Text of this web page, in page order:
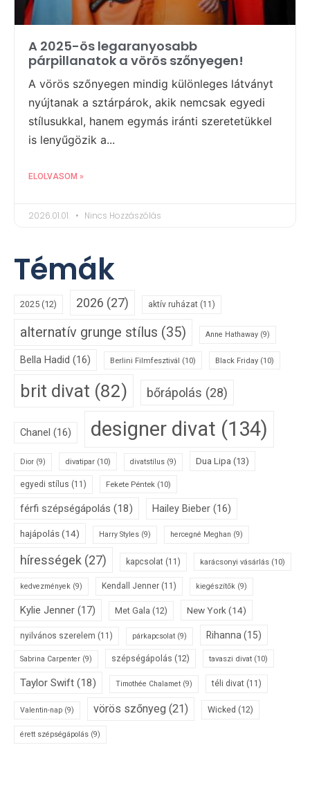
A 2025-ös legaranyosabb
párpillanatok a vörös szőnyegen!
A vörös szőnyegen mindig különleges látványt
nyújtanak a sztárpárok, akik nemcsak egyedi
stílusukkal, hanem egymás iránti szeretetükkel
is lenyűgözik a...
ELOLVASOM »
2026.01.01. Nincs Hozzászólás
Témák
2025 (12) 2026 (27) aktív ruházat (11)
alternatív grunge stílus (35) Anne Hathaway (9)
Bella Hadid (16) Berlini Filmfesztivál (10) Black Friday (10)
brit divat (82) bőrápolás (28)
Chanel (16) designer divat (134)
Dior (9) divatipar (10) divatstílus (9) Dua Lipa (13)
egyedi stílus (11) Fekete Péntek (10)
férfi szépségápolás (18) Hailey Bieber (16)
hajápolás(14) Harry Styles (9) hercegné Meghan (9)
hírességek (27) kapcsolat (11) karácsonyi vásárlás (10)
kedvezmények (9) Kendall Jenner (11) kiegészítők (9)
Kylie Jenner (17) Met Gala (12) New York (14)
nyilvános szerelem (11) párkapcsolat (9) Rihanna (15)
Sabrina Carpenter (9) szépségápolás (12) tavaszi divat (10)
Taylor Swift (18) Timothée Chalamet (9) téli divat (11)
Valentin-nap (9) vörös szőnyeg (21) Wicked (12)
érett szépségápolás (9)